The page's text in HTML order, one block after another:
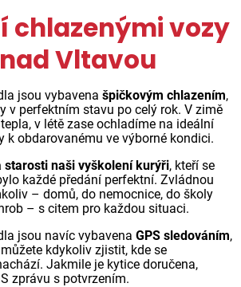
chlazenými vozy
Vltavou
jsou vybavena špičkovým chlazením,
v perfektním stavu po celý rok. V zimě
v létě zase ochladíme na ideální
k obdarovanému ve výborné kondici.
starosti naši vyškolení kurýři, kteří se
každé předání perfektní. Zvládnou
– domů, do nemocnice, do školy
– s citem pro každou situaci.
jsou navíc vybavena GPS sledováním,
můžete kdykoliv zjistit, kde se
Jakmile je kytice doručena,
zprávu s potvrzením.